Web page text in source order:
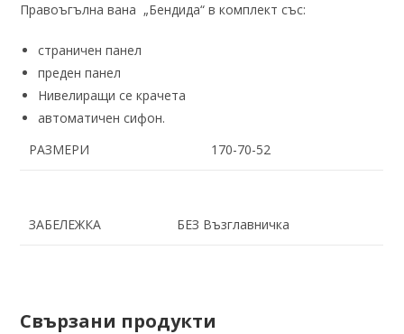
Правоъгълна вана „Бендида“ в комплект със:
страничен панел
преден панел
Нивелиращи се крачета
автоматичен сифон.
РАЗМЕРИ
170-70-52
ЗАБЕЛЕЖКА БЕЗ Възглавничка
Свързани продукти